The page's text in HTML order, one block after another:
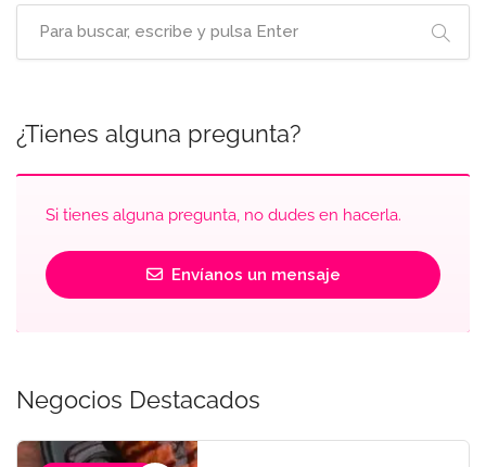
¿Tienes alguna pregunta?
Si tienes alguna pregunta, no dudes en hacerla.
Envíanos un mensaje
Negocios Destacados